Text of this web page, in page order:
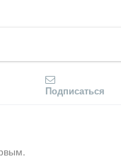
Подписаться